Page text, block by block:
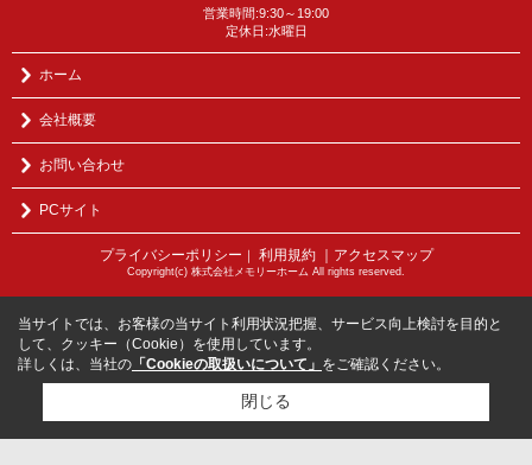
営業時間:9:30～19:00
定休日:水曜日
ホーム
会社概要
お問い合わせ
PCサイト
プライバシーポリシー ｜ 利用規約 ｜アクセスマップ
Copyright(c) 株式会社メモリーホーム All rights reserved.
当サイトでは、お客様の当サイト利用状況把握、サービス向上検討を目的と
して、クッキー（Cookie）を使用しています。
詳しくは、当社の 「Cookieの取扱いについて」 をご確認ください。
閉じる